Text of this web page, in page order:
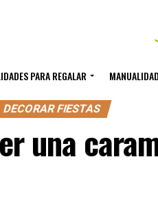
PARA REGALAR
FIESTAS
una